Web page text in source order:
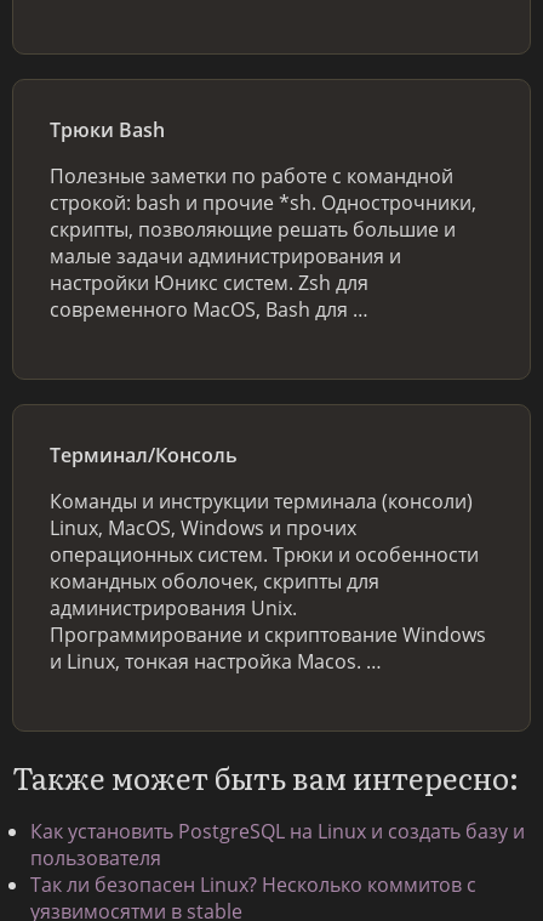
Трюки Bash
Полезные заметки по работе с командной
строкой: bash и прочие *sh. Однострочники,
скрипты, позволяющие решать большие и
малые задачи администрирования и
настройки Юникс систем. Zsh для
современного MacOS, Bash для …
Терминал/Консоль
Команды и инструкции терминала (консоли)
Linux, MacOS, Windows и прочих
операционных систем. Трюки и особенности
командных оболочек, скрипты для
администрирования Unix.
Программирование и скриптование Windows
и Linux, тонкая настройка Macos. …
Также может быть вам интересно:
Как установить PostgreSQL на Linux и создать базу и
пользователя
Так ли безопасен Linux? Несколько коммитов с
уязвимосятми в stable